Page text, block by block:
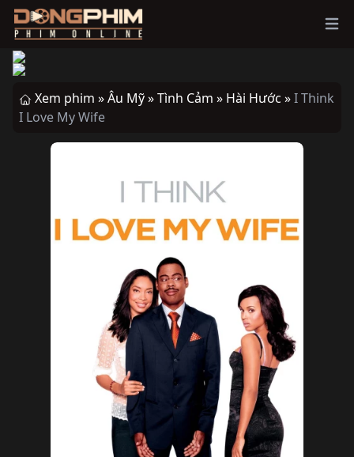
Xem phim »Âu Mỹ »Tình Cảm » Hài Hước »I Think
I Love My Wife